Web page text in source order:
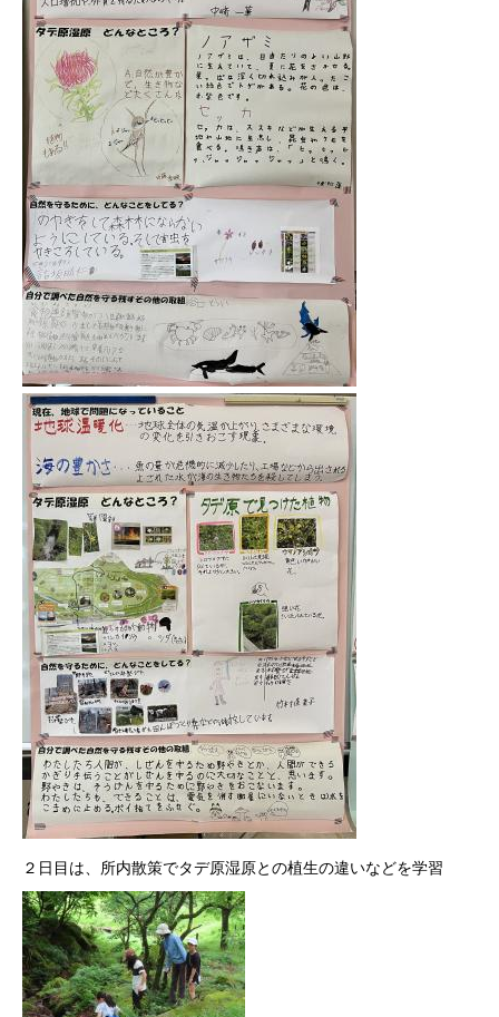
２日目は、所内散策でタデ原湿原との植生の違いなどを学習